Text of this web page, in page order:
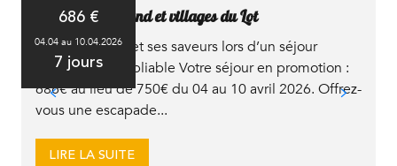
686 €
04.04 au 10.04.2026
7 jours
Voyage gourmand et villages du Lot
Explorez le Lot et ses saveurs lors d’un séjour
gourmand inoubliable Votre séjour en promotion :
686€ au lieu de 750€ du 04 au 10 avril 2026. Offrez-
vous une escapade...
LIRE LA SUITE